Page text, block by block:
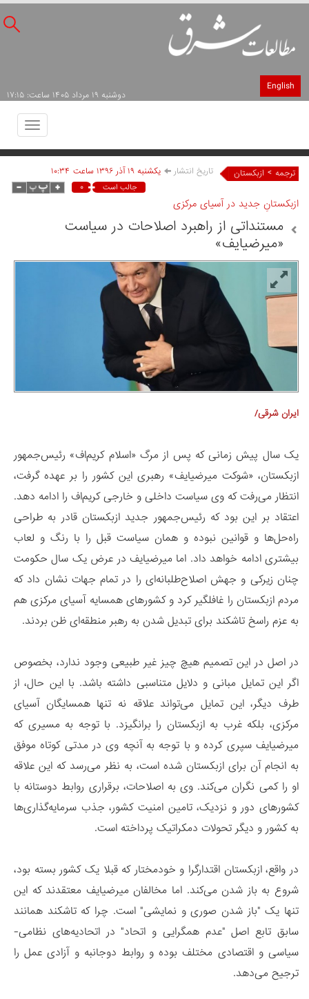
English
دوشنبه ۱۹ مرداد ۱۴۰۵ ساعت: ۱۷:۱۵
Toggle
ترجمه > ازبکستان تاریخ انتشار يکشنبه ۱۹ آذر ۱۳۹۶ ساعت ۱۰:۳۴
جالب است ۰
ازبکستانِ جدید در آسیای مرکزی
مستنداتی از راهبرد اصلاحات در سیاست
«میرضیایف»
ایران شرقی/
یک سال پیش زمانی که پس از مرگ «اسلام کریم‌اف» رئیس‌جمهور
ازبکستان، «شوکت میرضیایف» رهبری این کشور را بر عهده گرفت،
انتظار می‌رفت که وی سیاست داخلی و خارجی کریم‌اف را ادامه دهد.
اعتقاد بر این بود که رئیس‌جمهور جدید ازبکستان قادر به طراحی
راه‌حل‌ها و قوانین نبوده و همان سیاست قبل را با رنگ و لعاب
بیشتری ادامه خواهد داد. اما میرضیایف در عرض یک سال حکومت
چنان زیرکی و جهش اصلاح‌طلبانه‌ای را در تمام جهات نشان داد که
مردم ازبکستان را غافلگیر کرد و کشورهای همسایه آسیای مرکزی هم
به عزم راسخ تاشکند برای تبدیل شدن به رهبر منطقه‌ای ظن بردند.
در اصل در این تصمیم هیچ چیز غیر طبیعی وجود ندارد، بخصوص
اگر این تمایل مبانی و دلایل متناسبی داشته باشد. با این حال، از
طرف دیگر، این تمایل می‌تواند علاقه نه تنها همسایگان آسیای
مرکزی، بلکه غرب به ازبکستان را برانگیزد. با توجه به مسیری که
میرضیایف سپری کرده و با توجه به آنچه وی در مدتی کوتاه موفق
به انجام آن برای ازبکستان شده است، به نظر می‌رسد که این علاقه
او را کمی نگران می‌کند. وی به اصلاحات، برقراری روابط دوستانه با
کشورهای دور و نزدیک، تامین امنیت کشور، جذب سرمایه‌گذاری‌ها
به کشور و دیگر تحولات دمکراتیک پرداخته است.
در واقع، ازبکستان اقتدارگرا و خودمختار که قبلا یک کشور بسته بود،
شروع به باز شدن می‌کند. اما مخالفان میرضیایف معتقدند که این
تنها یک "باز شدن صوری و نمایشی" است. چرا که تاشکند همانند
سابق تابع اصل "عدم همگرایی و اتحاد" در اتحادیه‌های نظامی-
سیاسی و اقتصادی مختلف بوده و روابط دوجانبه و آزادی عمل را
ترجیح می‌دهد.